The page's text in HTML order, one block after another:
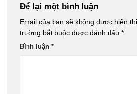
Để lại một bình luận
Email của bạn sẽ không được hiển
trường bắt buộc được đánh dấu *
Bình luận *